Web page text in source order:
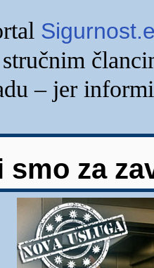
– jer
smo za